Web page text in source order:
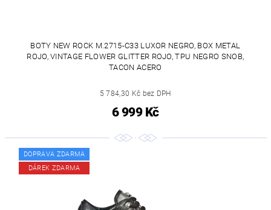
BOTY NEW ROCK M.2715-C33 LUXOR NEGRO, BOX METAL
ROJO, VINTAGE FLOWER GLITTER ROJO, TPU NEGRO SNOB,
TACON ACERO
5 784,30 Kč bez DPH
6 999 Kč
DOPRAVA ZDARMA
DÁREK ZDARMA